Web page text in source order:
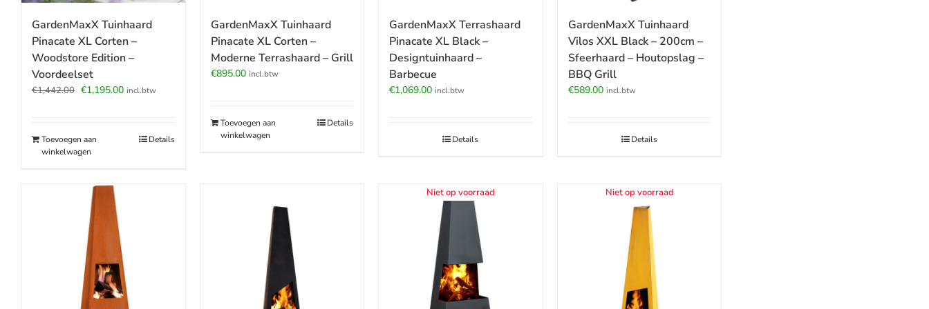
GardenMaxX Tuinhaard
Pinacate XL Corten –
Woodstore Edition –
Voordeelset
€1,442.00 Oorspronkelijke
€1,195.00Huidige
€1,195.00.
incl.btw
Toevoegen aan
winkelwagen
Details
GardenMaxX Tuinhaard
Pinacate XL Corten –
Moderne Terrashaard – Grill
€895.00 incl.btw
Toevoegen aan
winkelwagen
Details
GardenMaxX Terrashaard
Pinacate XL Black –
Designtuinhaard –
Barbecue
€1,069.00 incl.btw
Details
GardenMaxX Tuinhaard
Vilos XXL Black – 200cm –
Sfeerhaard – Houtopslag –
BBQ Grill
€589.00 incl.btw
Details
Niet op voorraad Niet op voorraad